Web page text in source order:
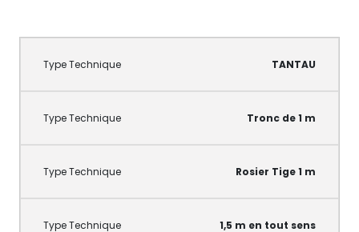
TANTAU
Tronc de 1 m
Rosier Tige 1 m
1,5 m en tout sens